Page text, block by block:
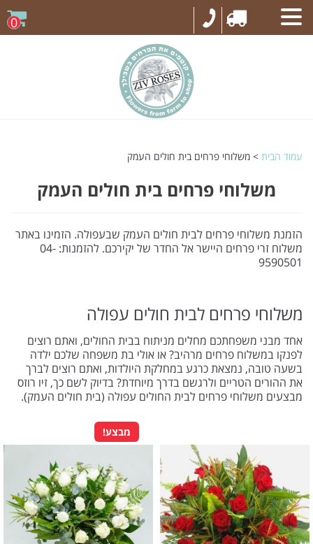
0
עמוד הבית > משלוחי פרחים בית חולים העמק
משלוחי פרחים בית חולים העמק
הזמנת משלוחי פרחים לבית חולים העמק שבעפולה. הזמינו באתר
משלוח זרי פרחים היישר אל החדר של יקירכם. להזמנות: 04-
9590501
משלוחי פרחים לבית חולים עפולה
אחד מבני משפחתכם מחלים מניתוח בבית החולים, ואתם רוצים
לפנקו במשלוח פרחים מרהיב? או אולי בת משפחה שלכם ילדה
בשעה טובה, נמצאת כרגע במחלקת היולדות, ואתם רוצים לברך
את ההורים הטריים ולרגשם בדרך מיוחדת? בדיוק לשם כך, זיו רוזס
מבצעים משלוחי פרחים לבית החולים עפולה (בית חולים העמק).
מבצע!